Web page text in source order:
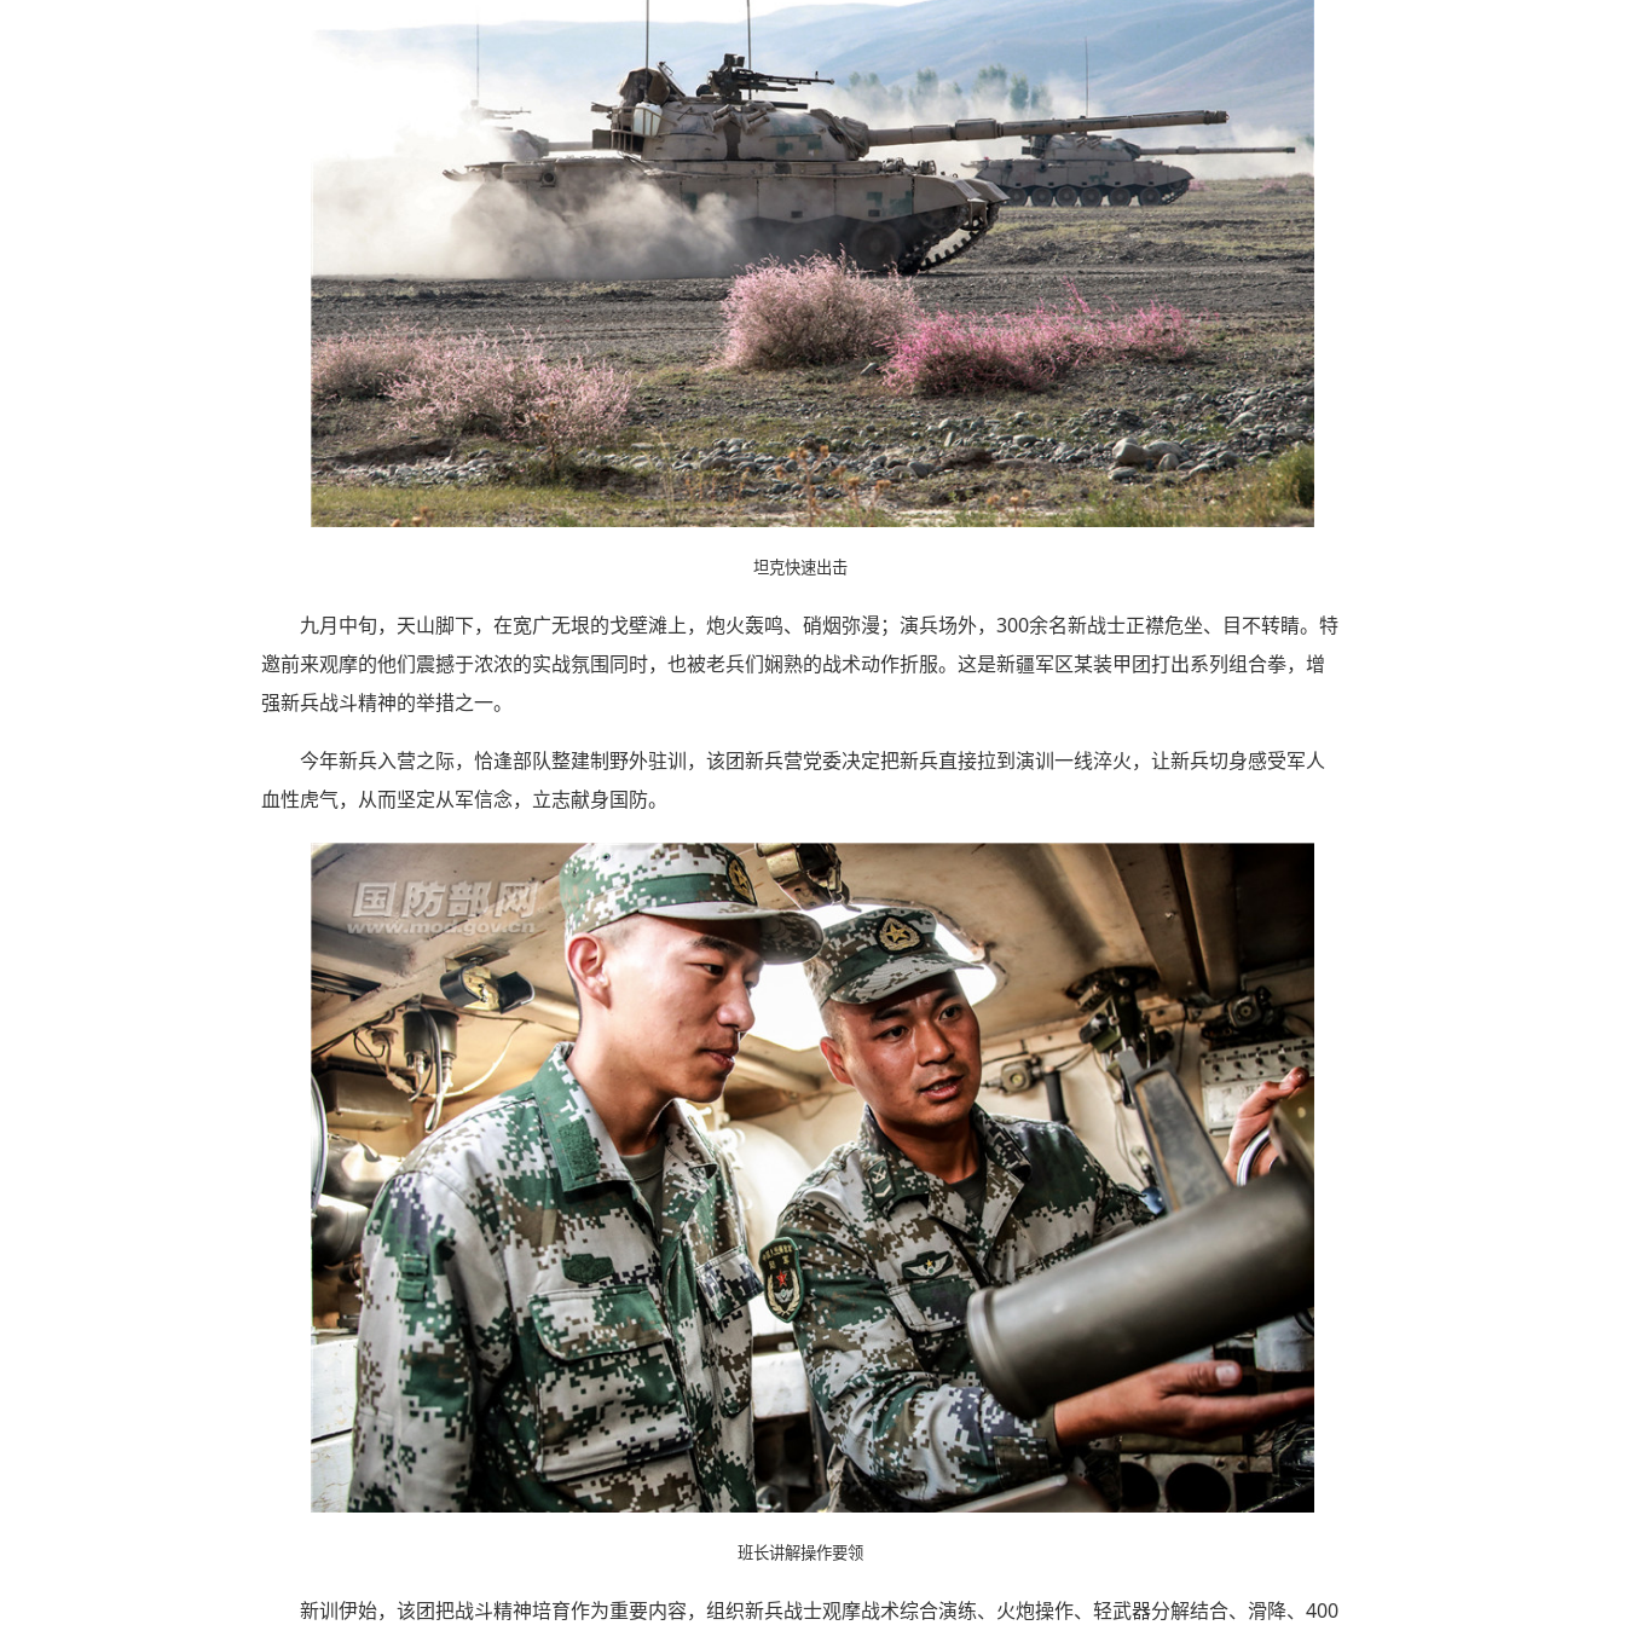
坦克快速出击
九月中旬，天山脚下，在宽广无垠的戈壁滩上，炮火轰鸣、硝烟弥漫；演兵场外，300余名新战士正襟危坐、目不转睛。特
邀前来观摩的他们震撼于浓浓的实战氛围同时，也被老兵们娴熟的战术动作折服。这是新疆军区某装甲团打出系列组合拳，增
强新兵战斗精神的举措之一。
今年新兵入营之际，恰逢部队整建制野外驻训，该团新兵营党委决定把新兵直接拉到演训一线淬火，让新兵切身感受军人
血性虎气，从而坚定从军信念，立志献身国防。
班长讲解操作要领
新训伊始，该团把战斗精神培育作为重要内容，组织新兵战士观摩战术综合演练、火炮操作、轻武器分解结合、滑降、400